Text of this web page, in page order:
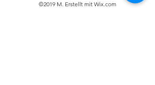
©2019 M. Erstellt mit Wix.com